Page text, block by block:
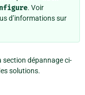
. Voir
d’informations sur
section dépannage ci-
solutions.